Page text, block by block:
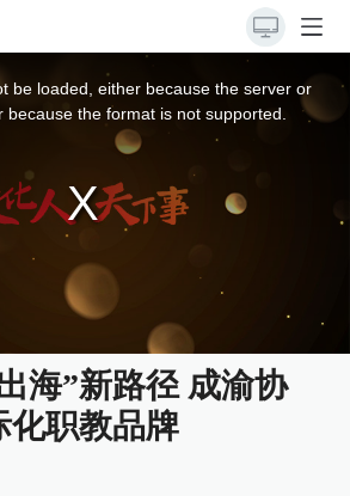
be loaded, either because the server or
because the format is not supported.
海”新路径 成渝协
化职教品牌